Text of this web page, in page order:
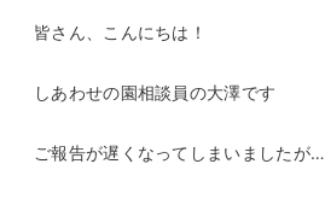
皆さん、こんにちは！
しあわせの園相談員の大澤です
ご報告が遅くなってしまいましたが…